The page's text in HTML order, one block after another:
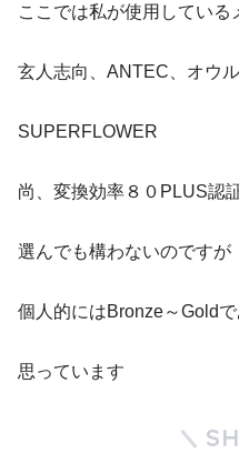
ここでは私が使用してい
玄人志向、ANTEC、オウ
SUPERFLOWER
尚、変換効率８０PLUS認
選んでも構わないのですが
個人的にはBronze～Gold
思っています